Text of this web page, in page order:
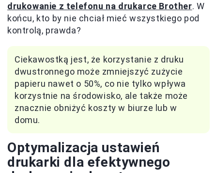
drukowanie z telefonu na drukarce Brother. W
końcu, kto by nie chciał mieć wszystkiego pod
kontrolą, prawda?
Ciekawostką jest, że korzystanie z druku
dwustronnego może zmniejszyć zużycie
papieru nawet o 50%, co nie tylko wpływa
korzystnie na środowisko, ale także może
znacznie obniżyć koszty w biurze lub w
domu.
Optymalizacja ustawień
drukarki dla efektywnego